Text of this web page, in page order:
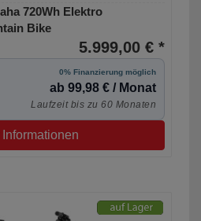
720Wh Elektro
Bike
5.999,00 € *
0% Finanzierung möglich
ab 99,98 € / Monat
Laufzeit bis zu 60 Monaten
Informationen